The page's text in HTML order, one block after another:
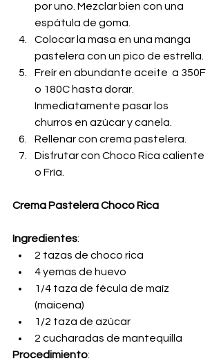
por uno. Mezclar bien con una
espátula de goma.
Colocar la masa en una manga
pastelera con un pico de estrella.
Freír en abundante aceite  a 350F
o 180C hasta dorar.
Inmediatamente pasar los
churros en azúcar y canela.
Rellenar con crema pastelera.
Disfrutar con Choco Rica caliente
o Fría.
Crema Pastelera Choco Rica
Ingredientes:
2 tazas de choco rica
4 yemas de huevo
1/4 taza de fécula de maíz
(maicena)
1/2 taza de azúcar
2 cucharadas de mantequilla
Procedimiento: